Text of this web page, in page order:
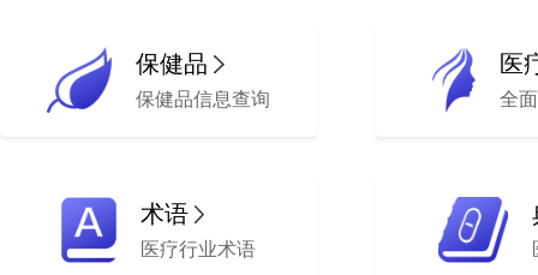
保健品
保健品信息查询
医
全
术语
医疗行业术语